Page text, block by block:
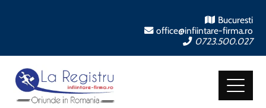
Bucuresti
office@infiintare-firma.ro
0723.500.027